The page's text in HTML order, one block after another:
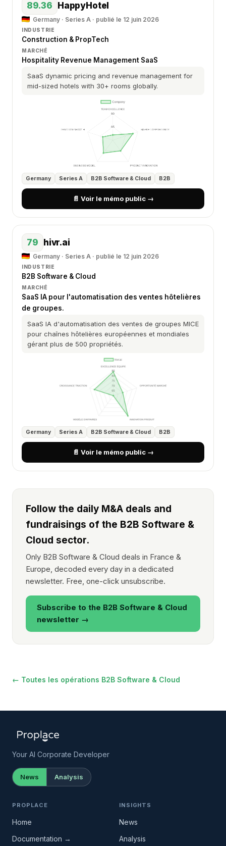
89.36 HappyHotel
Germany · Series A · publié le 12 juin 2026
INDUSTRIE
Construction & PropTech
MARCHÉ
Hospitality Revenue Management SaaS
SaaS dynamic pricing and revenue management for
mid-sized hotels with 30+ rooms globally.
Germany Series A B2B Software & Cloud B2B
📄 Voir le mémo public →
79 hivr.ai
Germany · Series A · publié le 12 juin 2026
INDUSTRIE
B2B Software & Cloud
MARCHÉ
SaaS IA pour l'automatisation des ventes hôtelières
de groupes.
SaaS IA d'automatisation des ventes de groupes MICE
pour chaînes hôtelières européennes et mondiales
gérant plus de 500 propriétés.
Germany Series A B2B Software & Cloud B2B
📄 Voir le mémo public →
Follow the daily M&A deals and
fundraisings of the B2B Software &
Cloud sector.
Only B2B Software & Cloud deals in France &
Europe, decoded every day in a dedicated
newsletter. Free, one-click unsubscribe.
Subscribe to the B2B Software & Cloud
newsletter →
← Toutes les opérations B2B Software & Cloud
Your AI Corporate Developer
News Analysis
PROPLACE
Home
Documentation →
INSIGHTS
News
Analysis